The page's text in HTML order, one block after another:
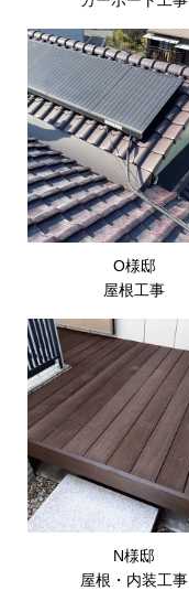
O様邸
屋根工事
N様邸
屋根・内装工事